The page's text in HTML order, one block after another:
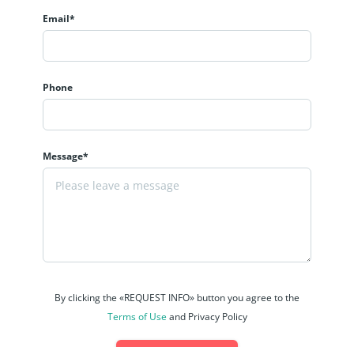
Email*
Phone
Message*
By clicking the «REQUEST INFO» button you agree to the
Terms of Use and Privacy Policy